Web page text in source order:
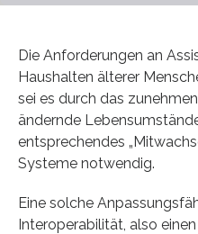
Die Anforderungen an
Haushalten älterer
sei es durch das
ändernde
entsprechendes
Systeme notwendig.
Eine solche
Interoperabilität, also